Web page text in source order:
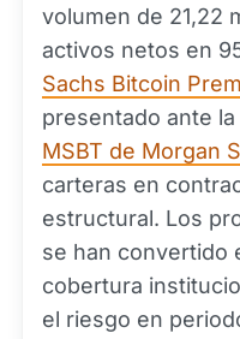
volumen de 21,22
activos netos en
Sachs Bitcoin
presentado ante la
MSBT de Morgan
carteras en
estructural. Los
se han convertido
cobertura
el riesgo en